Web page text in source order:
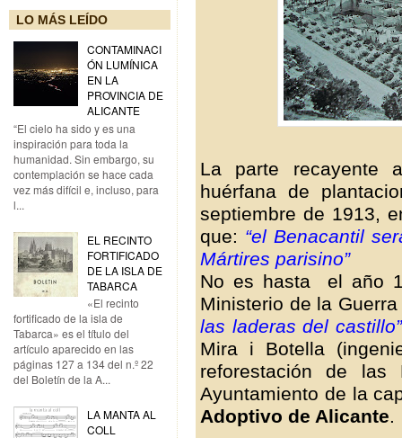
LO MÁS LEÍDO
CONTAMINACI
ÓN LUMÍNICA
EN LA
PROVINCIA DE
ALICANTE
“El cielo ha sido y es una
inspiración para toda la
humanidad. Sin embargo, su
contemplación se hace cada
vez más difícil e, incluso, para
l...
EL RECINTO
FORTIFICADO
DE LA ISLA DE
TABARCA
«El recinto
fortificado de la isla de
Tabarca» es el título del
artículo aparecido en las
páginas 127 a 134 del n.º 22
del Boletín de la A...
LA MANTA AL
COLL
La parte recayente
huérfana de
septiembre de 1913,
que: “el Benacantil
Mártires parisino”
No es hasta el año
Ministerio de la
las laderas del castillo”
Mira i Botella
reforestación de
Ayuntamiento de la
Adoptivo de Alicante.